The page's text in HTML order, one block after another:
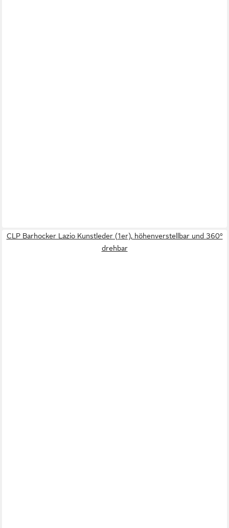
CLP Barhocker Lazio Kunstleder (1er), höhenverstellbar und 360°
drehbar